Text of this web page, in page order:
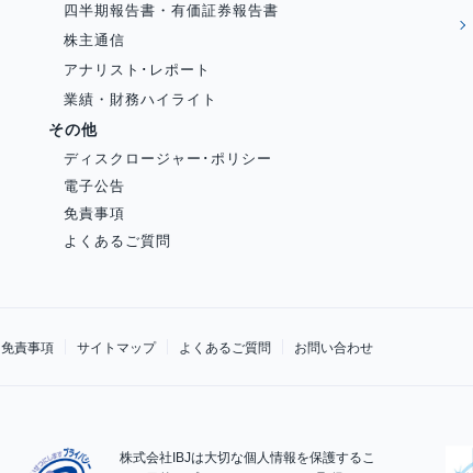
四半期報告書・有価証券報告書
株主通信
アナリスト･レポート
業績・財務ハイライト
その他
ディスクロージャー･ポリシー
電子公告
免責事項
よくあるご質問
免責事項 サイトマップ よくあるご質問 お問い合わせ
株式会社IBJは大切な個人情報を保護するこ